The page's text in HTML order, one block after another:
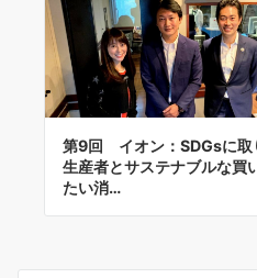
第9回 イオン：SDGsに取
生産者とサステナブルな買
たい消…